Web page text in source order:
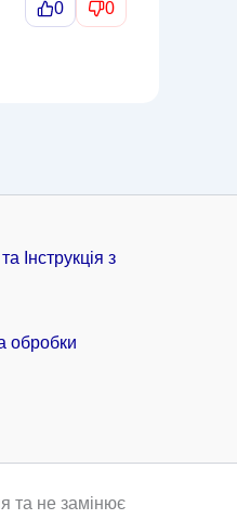
0 0
Інструкція з
обробки
та не замінює